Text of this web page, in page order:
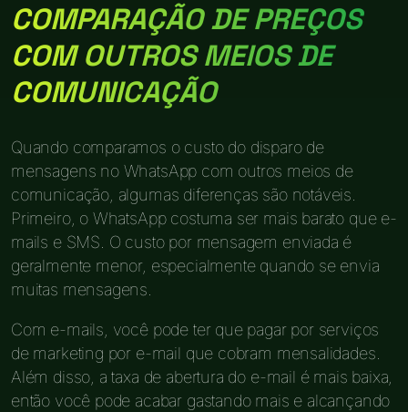
COMPARAÇÃO DE PREÇOS
COM OUTROS MEIOS DE
COMUNICAÇÃO
Quando comparamos o custo do disparo de
mensagens no WhatsApp com outros meios de
comunicação, algumas diferenças são notáveis.
Primeiro, o WhatsApp costuma ser mais barato que e-
mails e SMS. O custo por mensagem enviada é
geralmente menor, especialmente quando se envia
muitas mensagens.
Com e-mails, você pode ter que pagar por serviços
de marketing por e-mail que cobram mensalidades.
Além disso, a taxa de abertura do e-mail é mais baixa,
então você pode acabar gastando mais e alcançando